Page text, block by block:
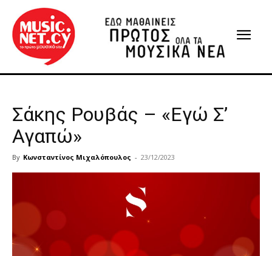
Σάκης Ρουβάς – «Εγώ Σ’
Αγαπώ»
By Κωνσταντίνος Μιχαλόπουλος - 23/12/2023